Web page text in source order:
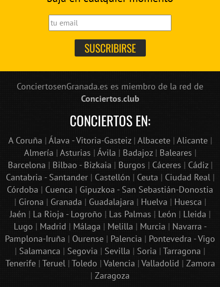
ConciertosenGranada.es es miembro de la red de
Conciertos.club
CONCIERTOS EN:
A Coruña | Álava - Vitoria-Gasteiz| Albacete| Alicante|
Almería | Asturias | Ávila | Badajoz| Baleares |
Barcelona | Bilbao - Bizkaia | Burgos | Cáceres | Cádiz|
Cantabria - Santander| Castellón | Ceuta | Ciudad Real|
Córdoba | Cuenca | Gipuzkoa - San Sebastián-Donostia
| Girona | Granada | Guadalajara | Huelva | Huesca |
Jaén | La Rioja - Logroño | Las Palmas | León | Lleida |
Lugo | Madrid | Málaga | Melilla | Murcia | Navarra -
Pamplona-Iruña | Ourense | Palencia | Pontevedra - Vigo
| Salamanca | Segovia | Sevilla | Soria | Tarragona |
Tenerife| Teruel| Toledo | Valencia | Valladolid | Zamora
| Zaragoza